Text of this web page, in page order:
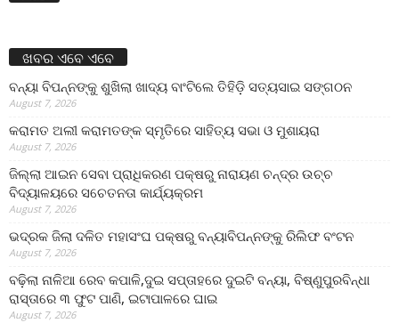
ଖବର ଏବେ ଏବେ
ବନ୍ୟା ବିପନ୍ନଙ୍କୁ ଶୁଖିଲା ଖାଦ୍ୟ ବାଂଟିଲେ ତିହିଡି଼ ସତ୍ୟସାଇ ସଙ୍ଗଠନ
August 7, 2026
କରାମତ ଅଲୀ କରାମତଙ୍କ ସ୍ମୃତିରେ ସାହିତ୍ୟ ସଭା ଓ ମୁଶାୟରା
August 7, 2026
ଜିଲ୍ଲା ଆଇନ ସେବା ପ୍ରାଧିକରଣ ପକ୍ଷରୁ ନାରାୟଣ ଚନ୍ଦ୍ର ଉଚ୍ଚ
ବିଦ୍ୟାଳୟରେ ସଚେତନତା କାର୍ଯ୍ୟକ୍ରମ
August 7, 2026
ଭଦ୍ରକ ଜିଲା ଦଳିତ ମହାସଂଘ ପକ୍ଷରୁ ବନ୍ୟାବିପନ୍ନଙ୍କୁ ରିଲିଫ ବଂଟନ
August 7, 2026
ବଢ଼ିଲା ନାଳିଆ ରେବ କପାଳି,ଦୁଇ ସପ୍ତାହରେ ଦୁଇଟି ବନ୍ୟା, ବିଷ୍ଣୁପୁରବିନ୍ଧା
ରାସ୍ତାରେ ୩ ଫୁଟ ପାଣି, ଇଟାପାଳରେ ଘାଇ
August 7, 2026